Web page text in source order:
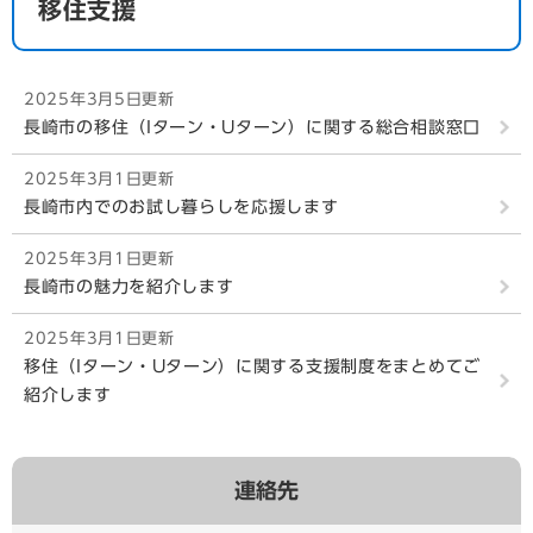
移住支援
2025年3月5日更新
長崎市の移住（Iターン・Uターン）に関する総合相談窓口
2025年3月1日更新
長崎市内でのお試し暮らしを応援します
2025年3月1日更新
長崎市の魅力を紹介します
2025年3月1日更新
移住（Iターン・Uターン）に関する支援制度をまとめてご
紹介します
連絡先